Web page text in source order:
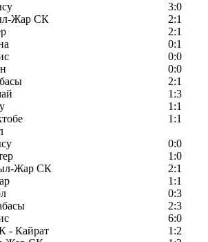
3:0
Жар СК
2:1
2:1
0:1
0:0
0:0
2:1
1:3
1:1
1:1
0:0
1:0
Жар СК
2:1
1:1
0:3
2:3
6:0
- Кайрат
1:2